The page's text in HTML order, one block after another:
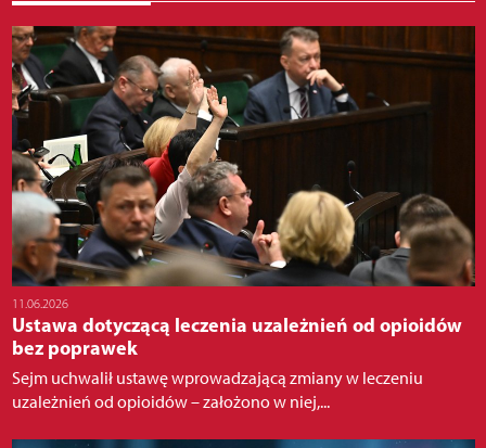
11.06.2026
Ustawa dotyczącą leczenia uzależnień od opioidów
bez poprawek
Sejm uchwalił ustawę wprowadzającą zmiany w leczeniu
uzależnień od opioidów – założono w niej,...